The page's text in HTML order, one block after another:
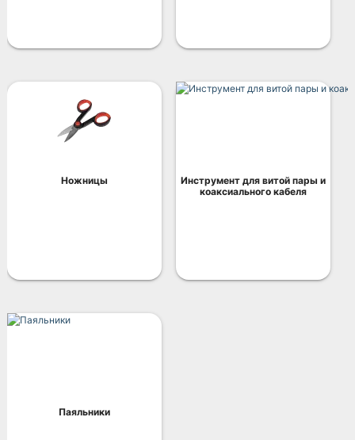
Ножницы
Инструмент для витой пары и
коаксиального кабеля
Паяльники